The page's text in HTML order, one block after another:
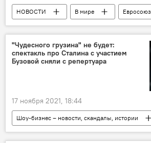
НОВОСТИ В мире
Евросоюз
Беларусь
Польша мигранты
"Чудесного грузина" не будет:
спектакль про Сталина с участием
Бузовой сняли с репертуара
17 ноября 2021, 18:44
Шоу-бизнес – новости, скандалы, истории
Иосиф Сталин
Ольга Бузова